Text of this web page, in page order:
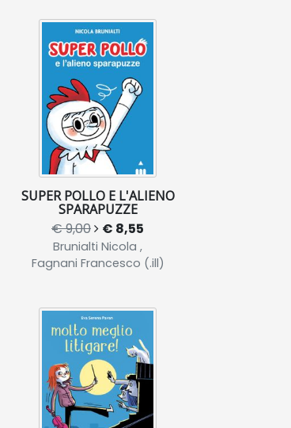
SUPER POLLO E L'ALIENO
SPARAPUZZE
€ 9,00 € 8,55
Brunialti Nicola ,
Fagnani Francesco (.ill)